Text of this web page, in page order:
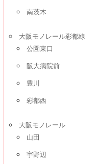
南茨木
大阪モノレール彩都線
公園東口
阪大病院前
豊川
彩都西
大阪モノレール
山田
宇野辺